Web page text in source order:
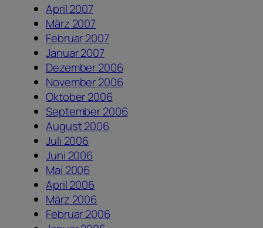
April 2007
März 2007
Februar 2007
Januar 2007
Dezember 2006
November 2006
Oktober 2006
September 2006
August 2006
Juli 2006
Juni 2006
Mai 2006
April 2006
März 2006
Februar 2006